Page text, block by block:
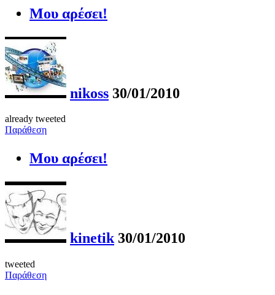
Μου αρέσει!
nikoss 30/01/2010
already tweeted
Παράθεση
Μου αρέσει!
kinetik 30/01/2010
tweeted
Παράθεση